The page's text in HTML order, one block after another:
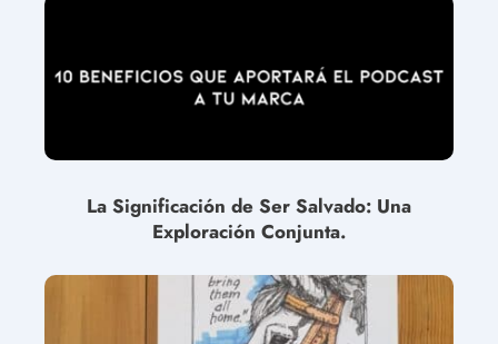
La Significación de Ser Salvado: Una
Exploración Conjunta.